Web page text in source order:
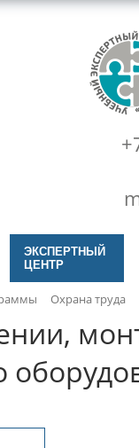
ЭКСПЕРТНЫЙ
ЦЕНТР
Охрана труда